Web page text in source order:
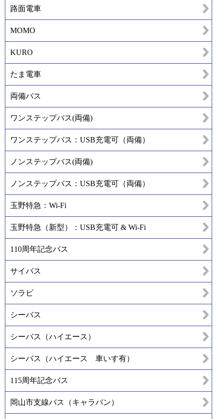
路面電車
MOMO
KURO
たま電車
両備バス
ワンステップバス(両備)
ワンステップバス：USB充電可（両備）
ノンステップバス(両備)
ノンステップバス：USB充電可（両備）
玉野特急：Wi-Fi
玉野特急（新型）：USB充電可 & Wi-Fi
110周年記念バス
サイバス
ソラビ
シーバス
シーバス（ハイエース）
シーバス（ハイエース 車いす有）
115周年記念バス
岡山市支線バス（キャラバン）